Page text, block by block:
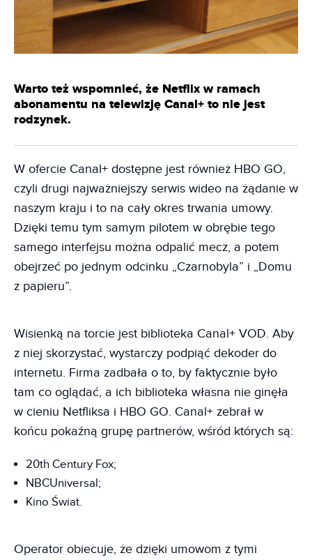
Warto też wspomnieć, że Netflix w ramach
abonamentu na telewizję Canal+ to nie jest
rodzynek.
W ofercie Canal+ dostępne jest również HBO GO,
czyli drugi najważniejszy serwis wideo na żądanie w
naszym kraju i to na cały okres trwania umowy.
Dzięki temu tym samym pilotem w obrębie tego
samego interfejsu można odpalić mecz, a potem
obejrzeć po jednym odcinku „Czarnobyla” i „Domu
z papieru”.
Wisienką na torcie jest biblioteka Canal+ VOD. Aby
z niej skorzystać, wystarczy podpiąć dekoder do
internetu. Firma zadbała o to, by faktycznie było
tam co oglądać, a ich biblioteka własna nie ginęła
w cieniu Netfliksa i HBO GO. Canal+ zebrał w
końcu pokaźną grupę partnerów, wśród których są:
20th Century Fox;
NBCUniversal;
Kino Świat.
Operator obiecuje, że dzięki umowom z tymi